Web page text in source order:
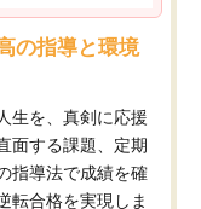
の指導と環境
生を、真剣に応援
面する課題、定期
指導法で成績を確
転合格を実現しま